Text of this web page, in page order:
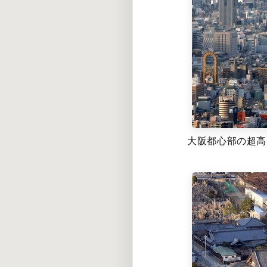
大阪都心部の超